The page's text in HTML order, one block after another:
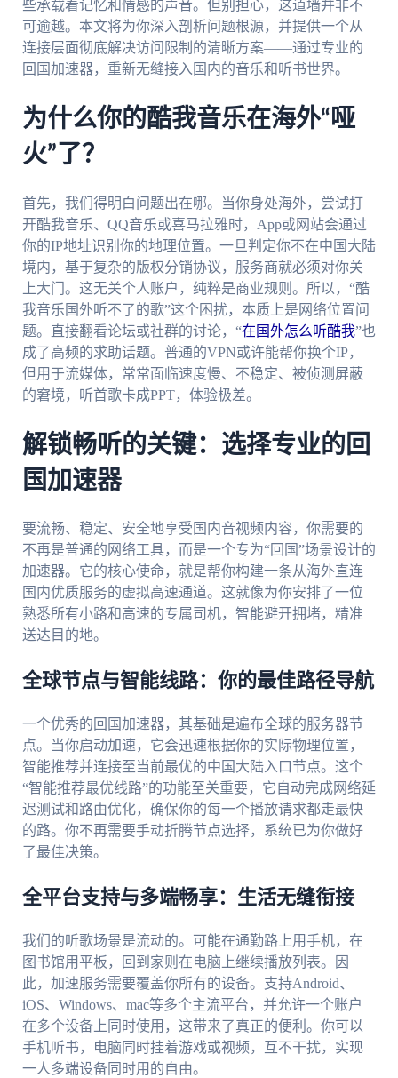
些承载着记忆和情感的声音。但别担心，这道墙并非不
可逾越。本文将为你深入剖析问题根源，并提供一个从
连接层面彻底解决访问限制的清晰方案——通过专业的
回国加速器，重新无缝接入国内的音乐和听书世界。
为什么你的酷我音乐在海外“哑
火”了？
首先，我们得明白问题出在哪。当你身处海外，尝试打
开酷我音乐、QQ音乐或喜马拉雅时，App或网站会通过
你的IP地址识别你的地理位置。一旦判定你不在中国大陆
境内，基于复杂的版权分销协议，服务商就必须对你关
上大门。这无关个人账户，纯粹是商业规则。所以，“酷
我音乐国外听不了的歌”这个困扰，本质上是网络位置问
题。直接翻看论坛或社群的讨论，“在国外怎么听酷我”也
成了高频的求助话题。普通的VPN或许能帮你换个IP，
但用于流媒体，常常面临速度慢、不稳定、被侦测屏蔽
的窘境，听首歌卡成PPT，体验极差。
解锁畅听的关键：选择专业的回
国加速器
要流畅、稳定、安全地享受国内音视频内容，你需要的
不再是普通的网络工具，而是一个专为“回国”场景设计的
加速器。它的核心使命，就是帮你构建一条从海外直连
国内优质服务的虚拟高速通道。这就像为你安排了一位
熟悉所有小路和高速的专属司机，智能避开拥堵，精准
送达目的地。
全球节点与智能线路：你的最佳路径导航
一个优秀的回国加速器，其基础是遍布全球的服务器节
点。当你启动加速，它会迅速根据你的实际物理位置，
智能推荐并连接至当前最优的中国大陆入口节点。这个
“智能推荐最优线路”的功能至关重要，它自动完成网络延
迟测试和路由优化，确保你的每一个播放请求都走最快
的路。你不再需要手动折腾节点选择，系统已为你做好
了最佳决策。
全平台支持与多端畅享：生活无缝衔接
我们的听歌场景是流动的。可能在通勤路上用手机，在
图书馆用平板，回到家则在电脑上继续播放列表。因
此，加速服务需要覆盖你所有的设备。支持Android、
iOS、Windows、mac等多个主流平台，并允许一个账户
在多个设备上同时使用，这带来了真正的便利。你可以
手机听书，电脑同时挂着游戏或视频，互不干扰，实现
一人多端设备同时用的自由。